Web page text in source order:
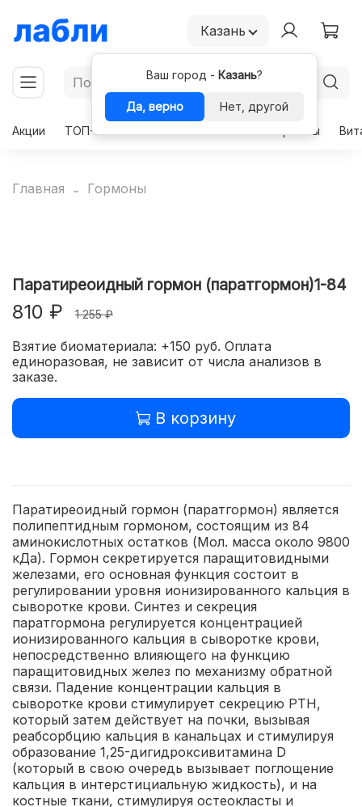
Казань
Ваш город - Казань?
Да, верно
Нет, другой
Акции
ТОП-50 Гормоны
Главная Гормоны
Паратиреоидный гормон (паратгормон)1-84
810 ₽ 1 255 ₽
Взятие биоматериала: +150 руб. Оплата
единоразовая, не зависит от числа анализов в
заказе.
В корзину
Паратиреоидный гормон (паратгормон) является
полипептидным гормоном, состоящим из 84
аминокислотных остатков (Мол. масса около 9800
кДа). Гормон секретируется паращитовидными
железами, его основная функция состоит в
регулировании уровня ионизированного кальция в
сыворотке крови. Синтез и секреция
паратгормона регулируется концентрацией
ионизированного кальция в сыворотке крови,
непосредственно влияющего на функцию
паращитовидных желез по механизму обратной
связи. Падение концентрации кальция в
сыворотке крови стимулирует секрецию РТН,
который затем действует на почки, вызывая
реабсорбцию кальция в канальцах и стимулируя
образование 1,25-дигидроксивитамина D
(который в свою очередь вызывает поглощение
кальция в интерстициальную жидкость), и на
костные ткани, стимулируя остеокласты и